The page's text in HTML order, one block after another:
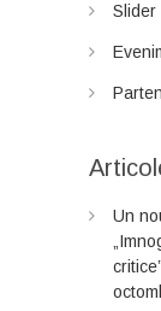
Slider
Un
critice”